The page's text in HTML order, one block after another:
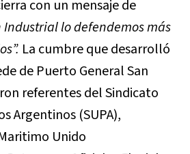
con un mensaje de
Industrial lo defendemos más
La cumbre que desarrolló
de Puerto General San
referentes del Sindicato
Argentinos (SUPA),
Unido